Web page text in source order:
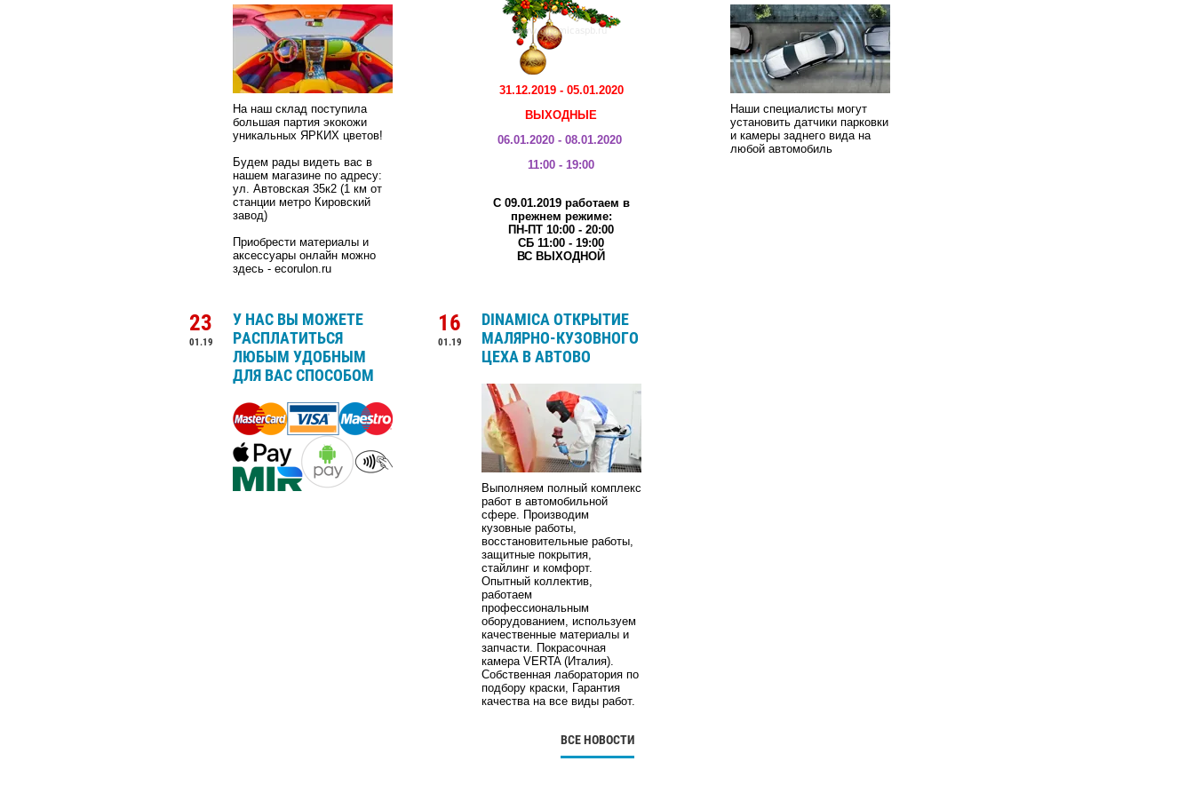
На наш склад поступила
большая партия экокожи
уникальных ЯРКИХ цветов!
Будем рады видеть вас в
нашем магазине по адресу:
ул. Автовская 35к2 (1 км от
станции метро Кировский
завод)
Приобрести материалы и
аксессуары онлайн можно
здесь - ecorulon.ru
31.12.2019 - 05.01.2020
ВЫХОДНЫЕ
06.01.2020 - 08.01.2020
11:00 - 19:00
С 09.01.2019 работаем в
прежнем режиме:
ПН-ПТ 10:00 - 20:00
СБ 11:00 - 19:00
ВС ВЫХОДНОЙ
Наши специалисты могут
установить датчики парковки
и камеры заднего вида на
любой автомобиль
23
01.19
У НАС ВЫ МОЖЕТЕ
РАСПЛАТИТЬСЯ
ЛЮБЫМ УДОБНЫМ
ДЛЯ ВАС СПОСОБОМ
16
01.19
DINAMICA ОТКРЫТИЕ
МАЛЯРНО-КУЗОВНОГО
ЦЕХА В АВТОВО
Выполняем полный комплекс
работ в автомобильной
сфере. Производим
кузовные работы,
восстановительные работы,
защитные покрытия,
стайлинг и комфорт.
Опытный коллектив,
работаем
профессиональным
оборудованием, используем
качественные материалы и
запчасти. Покрасочная
камера VERTA (Италия).
Собственная лаборатория по
подбору краски, Гарантия
качества на все виды работ.
ВСЕ НОВОСТИ